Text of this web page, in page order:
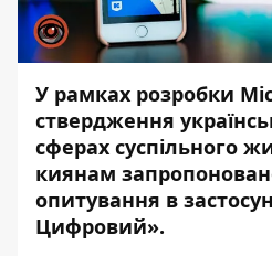
У рамках розробки
ствердження
сферах суспільного
киянам
опитування в
Цифровий».